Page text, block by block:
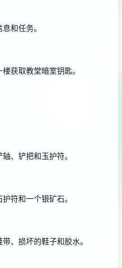
和任务。
获取教堂暗室钥匙。
、铲把和玉护符。
符和一个银矿石。
、损坏的鞋子和胶水。